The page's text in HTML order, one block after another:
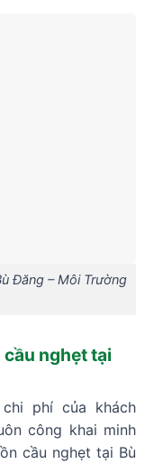
Đăng – Môi Trường
nghẹt tại
phí của khách
công khai minh
cầu nghẹt tại Bù